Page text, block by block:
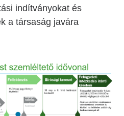
indítványokat és
a társaság javára